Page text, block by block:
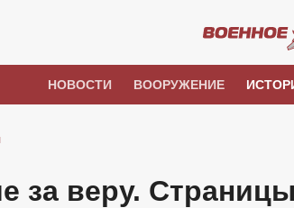
НОВОСТИ ВООРУЖЕНИЕ
за веру.